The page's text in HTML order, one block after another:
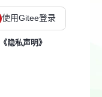
使用Gitee登录
《隐私声明》